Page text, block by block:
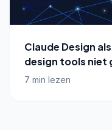
Claude Design
design tools niet
strategie.
7 min lezen